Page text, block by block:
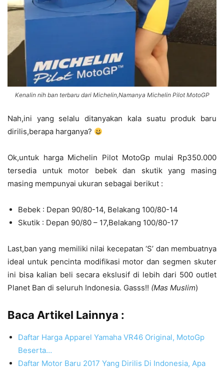
Kenalin nih ban terbaru dari Michelin,Namanya Michelin Pilot MotoGP
Nah,ini yang selalu ditanyakan kala suatu produk baru
dirilis,berapa harganya?
Ok,untuk harga Michelin Pilot MotoGp mulai Rp350.000
tersedia untuk motor bebek dan skutik yang masing
masing mempunyai ukuran sebagai berikut :
Bebek : Depan 90/80-14, Belakang 100/80-14
Skutik : Depan 90/80 – 17,Belakang 100/80-17
Last,ban yang memiliki nilai kecepatan ‘S’ dan membuatnya
ideal untuk pencinta modifikasi motor dan segmen skuter
ini bisa kalian beli secara ekslusif di lebih dari 500 outlet
Planet Ban di seluruh Indonesia. Gasss!! (Mas Muslim)
Baca Artikel Lainnya :
Daftar Harga Apparel Yamaha VR46 Original, MotoGp
Beserta…
Daftar Motor Baru 2017 Yang Dirilis Di Indonesia, Apa